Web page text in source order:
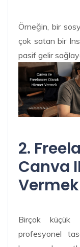
Örneğin, bir
çok satan bir
pasif gelir
2.
Canva
Vermek
Birçok küçük
profesyonel